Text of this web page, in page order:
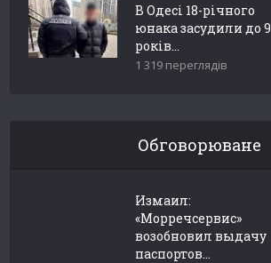
В Одесі 18-річного
юнака засудили до 9
років...
1 319 переглядів
Обговорюване
Измаил:
«Морречсервис»
возобновил выдачу
паспортов...